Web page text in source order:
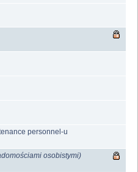
personnel-u
osobistymi)